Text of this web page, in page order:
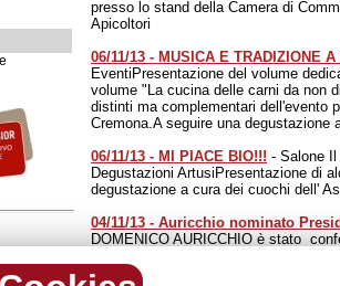
presso lo stand della Camera di
Apicoltori
06/11/13 - MUSICA E TRADIZIONE A
EventiPresentazione del volume
volume "La cucina delle carni da non
distinti ma complementari dell'evento
Cremona.A seguire una
06/11/13 - MI PIACE BIO!!! - Salone Il
Degustazioni ArtusiPresentazione di
degustazione a cura dei cuochi dell'
04/11/13 - Auricchio nominato
DOMENICO AURICCHIO è stato